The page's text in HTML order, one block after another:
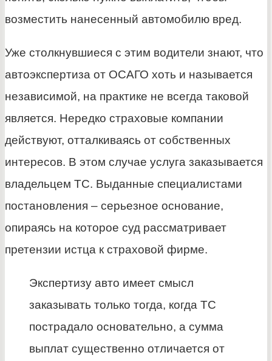
возместить нанесенный автомобилю вред.
Уже столкнувшиеся с этим водители знают, что
автоэкспертиза от ОСАГО хоть и называется
независимой, на практике не всегда таковой
является. Нередко страховые компании
действуют, отталкиваясь от собственных
интересов. В этом случае услуга заказывается
владельцем ТС. Выданные специалистами
постановления – серьезное основание,
опираясь на которое суд рассматривает
претензии истца к страховой фирме.
Экспертизу авто имеет смысл
заказывать только тогда, когда ТС
пострадало основательно, а сумма
выплат существенно отличается от